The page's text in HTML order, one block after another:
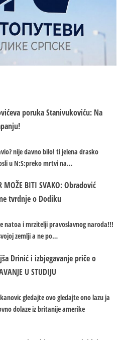
poruka Stanivukoviću: Na
nije davno bilo! ti jelena drasko
u N:S:preko mrtvi na…
MOŽE BITI SVAKO: Obradović
tvrdnje o Dodiku
natoa i mrzitelji pravoslavnog naroda!!!
zemlji a ne po…
Drinić i izbjegavanje priče o
U STUDIJU
gledajte ovo gledajte ono lazu ja
dolaze iz britanije amerike